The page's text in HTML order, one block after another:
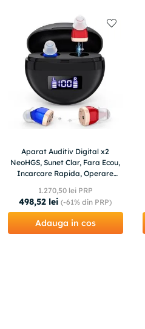
Aparat Auditiv Digital x2
NeoHGS, Sunet Clar, Fara Ecou,
Incarcare Rapida, Operare
1.270,50lei PRP
498,52 lei (-61% din PRP)
Adauga in cos